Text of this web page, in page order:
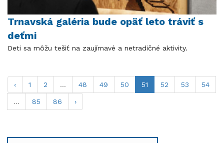
Trnavská galéria bude opäť leto tráviť s
deťmi
Deti sa môžu tešiť na zaujímavé a netradičné aktivity.
‹ 1 2 ... 48 49 50 51 52 53 54
... 85 86 ›